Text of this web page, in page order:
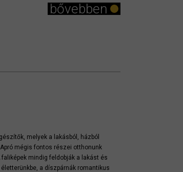
bővebben
melyek a lakásból, házból
mégis fontos részei otthonunk
mindig feldobják a lakást és
a díszpárnák romantikus